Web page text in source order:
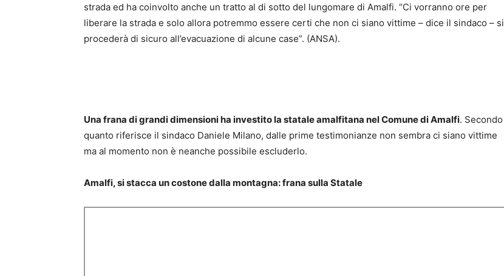
strada ed ha coinvolto anche un tratto al di sotto del lungomare di Amalfi. “Ci vorranno ore per
liberare la strada e solo allora potremmo essere certi che non ci siano vittime – dice il sindaco – si
procederà di sicuro all’evacuazione di alcune case”. (ANSA).
Una frana di grandi dimensioni ha investito la statale amalfitana nel Comune di Amalfi. Secondo
quanto riferisce il sindaco Daniele Milano, dalle prime testimonianze non sembra ci siano vittime
ma al momento non è neanche possibile escluderlo.
Amalfi, si stacca un costone dalla montagna: frana sulla Statale